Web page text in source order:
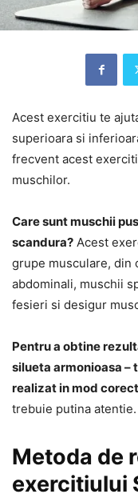
Acest exercitiu te
superioara si
frecvent acest
muschilor.
Care sunt muschii
scandura? Acest
grupe musculare, din
abdominali, muschii
fesieri si desigur
Pentru a obtine
silueta armonioasa –
realizat in mod corect
trebuie putina atentie.
Metoda de
exercitiului